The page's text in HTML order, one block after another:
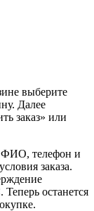
выберите
Далее
заказ» или
ФИО, телефон и
заказа.
останется